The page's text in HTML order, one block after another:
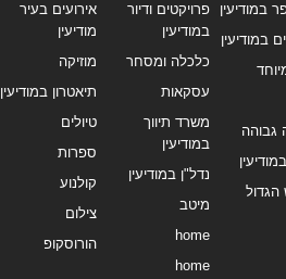
במודיעין
במודיעין
גבוהה
פרויקטים ודיור
במודיעין
כלכלה ומסחר
עסקאות
משרד תיווך
במודיעין
נדל"ן במודיעין
מיטב
home
home
אירועים בעיר
מודיעין
מוזיקה
תיאטרון במודיעין
טיולים
ספרות
קולנוע
צילום
הורוסקופ